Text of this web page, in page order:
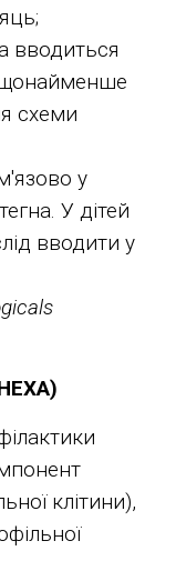
щонайменше
схеми
у
У дітей
вводити у
клітини),